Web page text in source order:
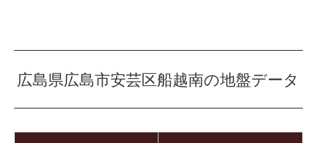
広島県広島市安芸区船越南の地盤データ